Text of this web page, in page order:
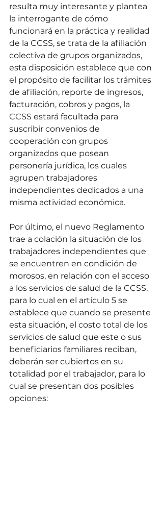
resulta muy interesante y plantea
la interrogante de cómo
funcionará en la práctica y realidad
de la CCSS, se trata de la afiliación
colectiva de grupos organizados,
esta disposición establece que con
el propósito de facilitar los trámites
de afiliación, reporte de ingresos,
facturación, cobros y pagos, la
CCSS estará facultada para
suscribir convenios de
cooperación con grupos
organizados que posean
personería jurídica, los cuales
agrupen trabajadores
independientes dedicados a una
misma actividad económica.
Por último, el nuevo Reglamento
trae a colación la situación de los
trabajadores independientes que
se encuentren en condición de
morosos, en relación con el acceso
a los servicios de salud de la CCSS,
para lo cual en el artículo 5 se
establece que cuando se presente
esta situación, el costo total de los
servicios de salud que este o sus
beneficiarios familiares reciban,
deberán ser cubiertos en su
totalidad por el trabajador, para lo
cual se presentan dos posibles
opciones: